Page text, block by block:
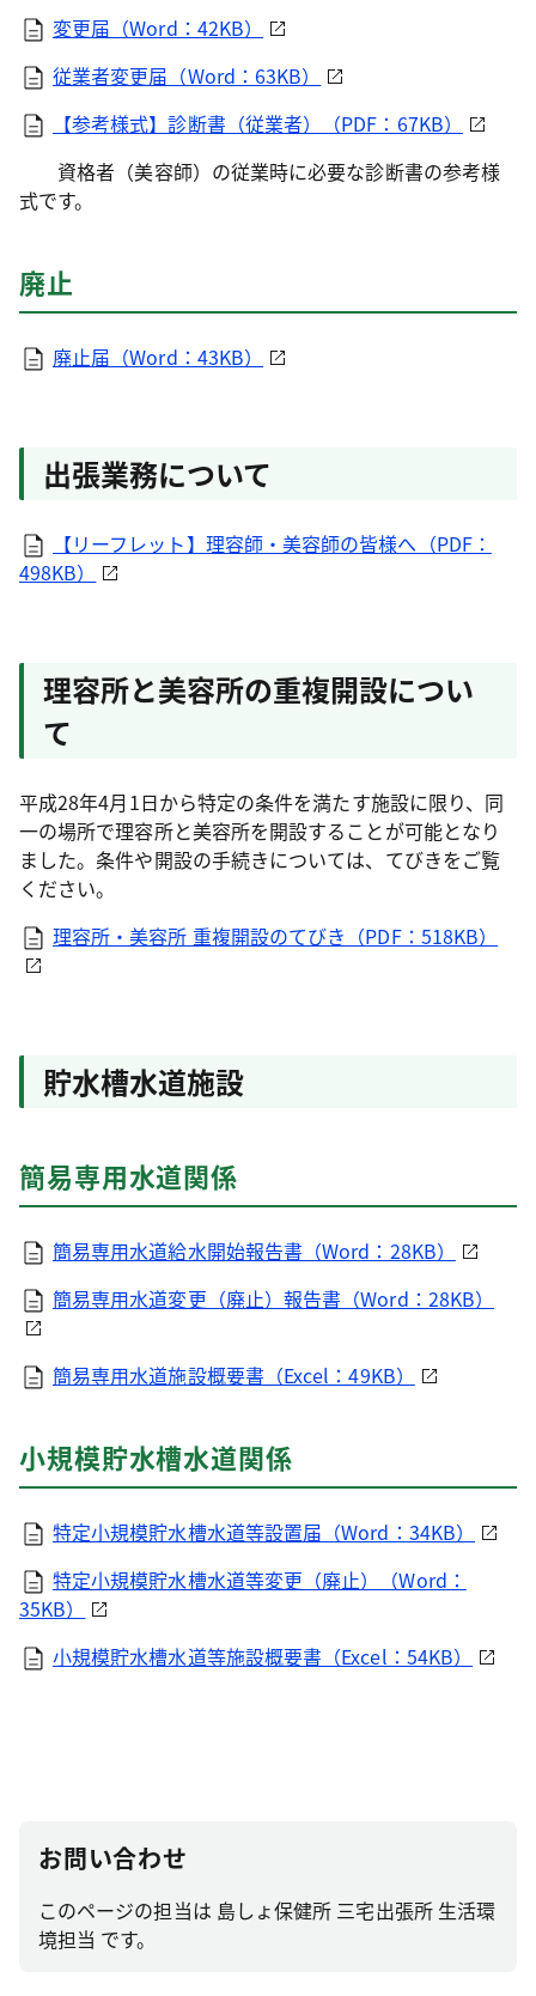
変更届（Word：42KB）
従業者変更届（Word：63KB）
【参考様式】診断書（従業者）（PDF：67KB）
資格者（美容師）の従業時に必要な診断書の参考様
式です。
廃止
廃止届（Word：43KB）
出張業務について
【リーフレット】理容師・美容師の皆様へ（PDF：
498KB）
理容所と美容所の重複開設につい
て
平成28年4月1日から特定の条件を満たす施設に限り、同
一の場所で理容所と美容所を開設することが可能となり
ました。条件や開設の手続きについては、てびきをご覧
ください。
理容所・美容所 重複開設のてびき（PDF：518KB）
貯水槽水道施設
簡易専用水道関係
簡易専用水道給水開始報告書（Word：28KB）
簡易専用水道変更（廃止）報告書（Word：28KB）
簡易専用水道施設概要書（Excel：49KB）
小規模貯水槽水道関係
特定小規模貯水槽水道等設置届（Word：34KB）
特定小規模貯水槽水道等変更（廃止）（Word：
35KB）
小規模貯水槽水道等施設概要書（Excel：54KB）
お問い合わせ
このページの担当は 島しょ保健所 三宅出張所 生活環
境担当 です。